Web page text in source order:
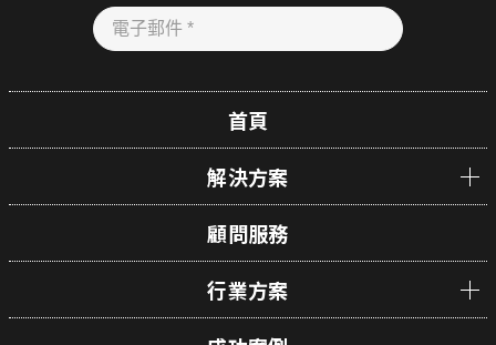
首頁
解決方案
顧問服務
行業方案